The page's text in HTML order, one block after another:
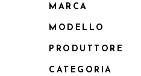
MARCA
MODELLO
PRODUTTORE
CATEGORIA